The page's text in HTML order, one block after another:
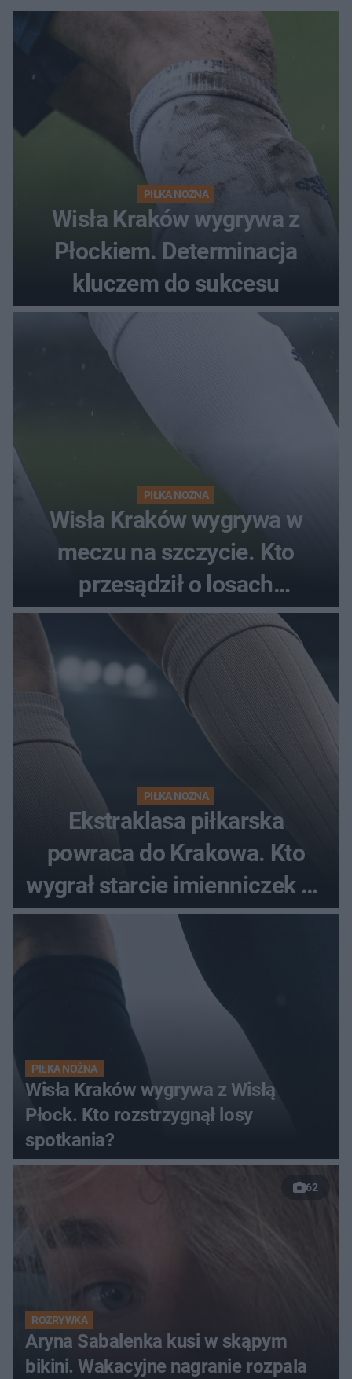
PIŁKA NOŻNA
Wisła Kraków wygrywa z
Płockiem. Determinacja
kluczem do sukcesu
PIŁKA NOŻNA
Wisła Kraków wygrywa w
meczu na szczycie. Kto
przesądził o losach
spotkania?
PIŁKA NOŻNA
Ekstraklasa piłkarska
powraca do Krakowa. Kto
wygrał starcie imienniczek na
pełnym stadionie
PIŁKA NOŻNA
Wisła Kraków wygrywa z Wisłą
Płock. Kto rozstrzygnął losy
spotkania?
62
ROZRYWKA
Aryna Sabalenka kusi w skąpym
bikini. Wakacyjne nagranie rozpala